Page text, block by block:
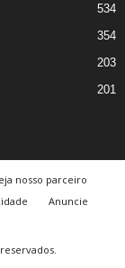
534
354
203
201
nosso parceiro
Anuncie